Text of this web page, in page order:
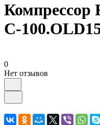
Компрессор
С-
0
Нет отзывов